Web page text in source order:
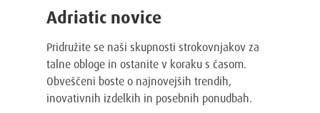
Adriatic novice
Pridružite se naši skupnosti strokovnjakov za
talne obloge in ostanite v koraku s časom.
Obveščeni boste o najnovejših trendih,
inovativnih izdelkih in posebnih ponudbah.